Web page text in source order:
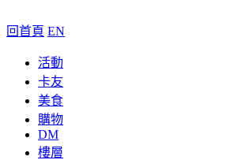
回首頁 EN
活動
卡友
美食
購物
DM
樓層